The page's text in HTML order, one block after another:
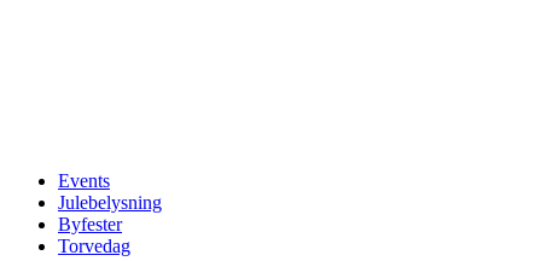
Events
Julebelysning
Byfester
Torvedag